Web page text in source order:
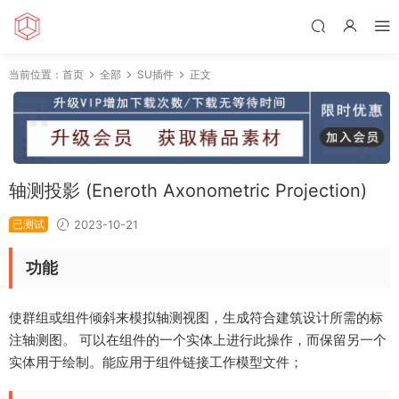
当前位置： 首页 全部 SU插件 正文
轴测投影 (Eneroth Axonometric Projection)
已测试 2023-10-21
功能
使群组或组件倾斜来模拟轴测视图，生成符合建筑设计所需的标
注轴测图。 可以在组件的一个实体上进行此操作，而保留另一个
实体用于绘制。能应用于组件链接工作模型文件；